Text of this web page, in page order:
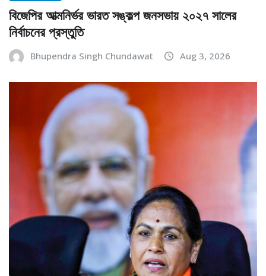
বিজেপির আত্মনির্ভর ভারত সঙ্কল্প জনসভায় ২০২৭ সালের
নির্বাচনের প্রস্তুতি
Bhupendra Singh Chundawat Aug 3, 2026